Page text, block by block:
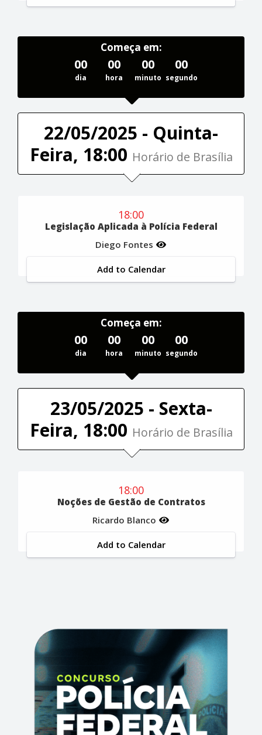
Começa em:
00
dia
00
hora
00
minuto
00
segundo
22/05/2025 - Quinta-
Feira, 18:00 Horário de Brasília
18:00
Legislação Aplicada à Polícia Federal
Diego Fontes
Add to Calendar
Começa em:
00
dia
00
hora
00
minuto
00
segundo
23/05/2025 - Sexta-
Feira, 18:00 Horário de Brasília
18:00
Noções de Gestão de Contratos
Ricardo Blanco
Add to Calendar